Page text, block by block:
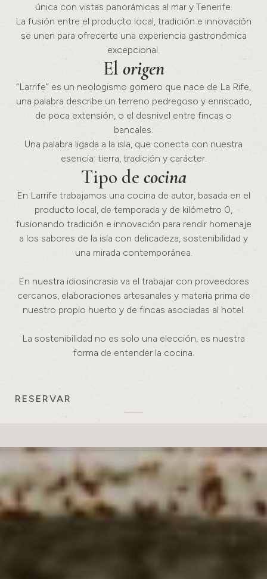
única con vistas panorámicas al mar y Tenerife.
La fusión entre el producto local, tradición e innovación
se unen para ofrecerte una experiencia gastronómica
excepcional.
El origen
“Larrife” es un neologismo gomero que nace de La Rife,
una palabra describe un terreno pedregoso y enriscado,
de poca extensión, o el desnivel entre fincas o
bancales.
Una palabra ligada a la isla, que conecta con nuestra
esencia: tierra, tradición y carácter.
Tipo de cocina
En Larrife trabajamos una cocina de autor, basada en el
producto local, de temporada y de kilómetro 0,
fusionando tradición e innovación para rendir homenaje
a los sabores de la isla con delicadeza, sostenibilidad y
una mirada contemporánea.
En nuestra idiosincrasia va el trabajar con proveedores
cercanos, elaboraciones artesanales y materia prima de
nuestro propio huerto y de fincas asociadas al hotel.
La sostenibilidad no es solo una elección, es nuestra
forma de entender la cocina.
RESERVAR